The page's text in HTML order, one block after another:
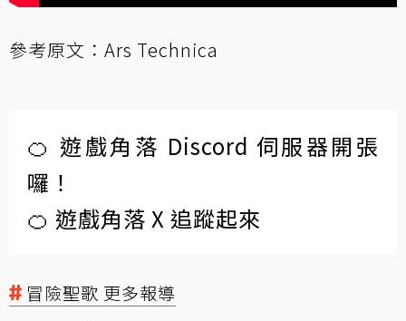
參考原文： Ars Technica
🍊 遊戲角落 Discord 伺服器開張
囉！
🍊 遊戲角落 X 追蹤起來
冒險聖歌 更多報導